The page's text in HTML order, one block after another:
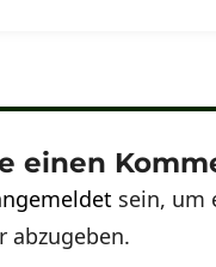
einen
sein, um
abzugeben.